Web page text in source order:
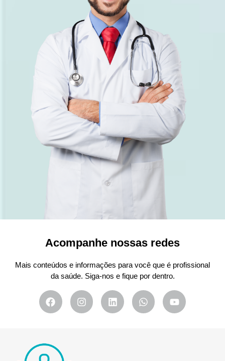
Acompanhe nossas redes
Mais conteúdos e informações para você que é profissional
da saúde. Siga-nos e fique por dentro.